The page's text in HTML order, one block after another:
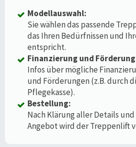
Modellauswahl:
Sie wählen das passende
das Ihren Bedürfnissen und
entspricht.
Finanzierung und
Infos über mögliche
und Förderungen (z.B. durch
Pflegekasse).
Bestellung:
Nach Klärung aller Details
Angebot wird der Treppenlift